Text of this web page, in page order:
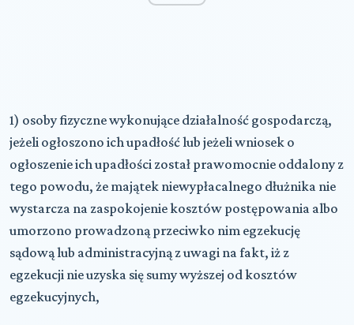
1) osoby fizyczne wykonujące działalność gospodarczą,
jeżeli ogłoszono ich upadłość lub jeżeli wniosek o
ogłoszenie ich upadłości został prawomocnie oddalony z
tego powodu, że majątek niewypłacalnego dłużnika nie
wystarcza na zaspokojenie kosztów postępowania albo
umorzono prowadzoną przeciwko nim egzekucję
sądową lub administracyjną z uwagi na fakt, iż z
egzekucji nie uzyska się sumy wyższej od kosztów
egzekucyjnych,